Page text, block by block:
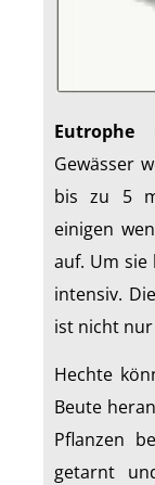
Eutrophe
Gewässer
bis zu 5
einigen
auf. Um
intensiv.
ist nicht
Hechte
Beute
Pflanzen
getarnt